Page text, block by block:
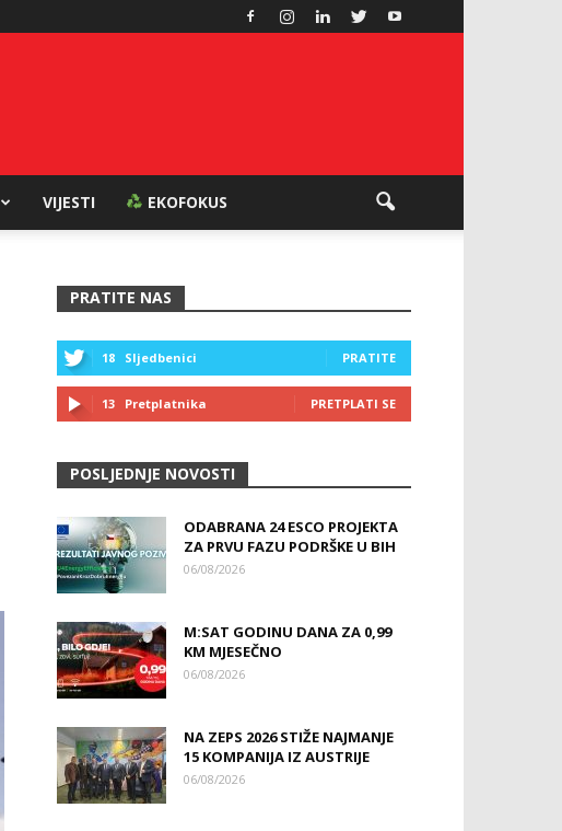
VIJESTI EKOFOKUS
PRATITE NAS
18 Sljedbenici PRATITE
13 Pretplatnika PRETPLATI SE
POSLJEDNJE NOVOSTI
ODABRANA 24 ESCO PROJEKTA
ZA PRVU FAZU PODRŠKE U BIH
06/08/2026
M:SAT GODINU DANA ZA 0,99
KM MJESEČNO
06/08/2026
NA ZEPS 2026 STIŽE NAJMANJE
15 KOMPANIJA IZ AUSTRIJE
06/08/2026